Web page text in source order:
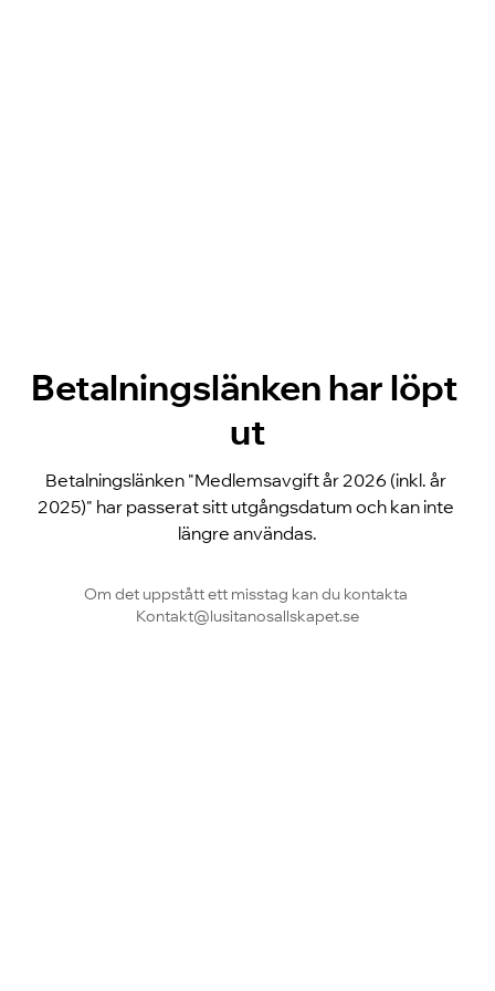
Betalningslänken har löpt
ut
Betalningslänken "Medlemsavgift år 2026 (inkl. år
2025)" har passerat sitt utgångsdatum och kan inte
längre användas.
Om det uppstått ett misstag kan du kontakta
Kontakt@lusitanosallskapet.se